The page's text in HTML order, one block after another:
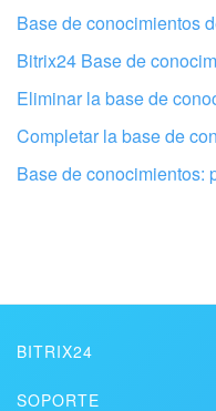
Configura tu
Base de conocimientos
Bitrix24 Base de
Eliminar la base de
Completar la base de
Base de conocimientos:
BITRIX24
SOPORTE